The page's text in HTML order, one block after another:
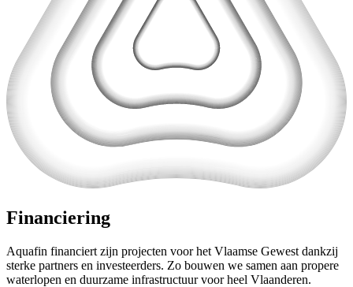
Financiering
Aquafin financiert zijn projecten voor het Vlaamse Gewest dankzij
sterke partners en investeerders. Zo bouwen we samen aan propere
waterlopen en duurzame infrastructuur voor heel Vlaanderen.